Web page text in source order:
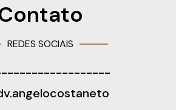
REDES SOCIAIS